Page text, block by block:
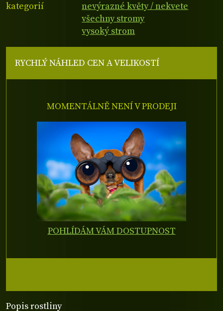
kategorií
nevýrazné květy / nekvete
všechny stromy
vysoký strom
Popis rostliny
RYCHLÝ NÁHLED CEN A VELIKOSTÍ
MOMENTÁLNĚ NENÍ V PRODEJI
POHLÍDÁM VÁM DOSTUPNOST